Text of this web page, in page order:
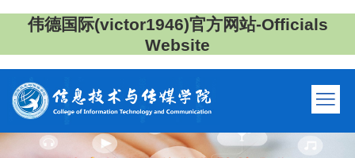
伟德国际(victor1946)官方网站-Officials
Website